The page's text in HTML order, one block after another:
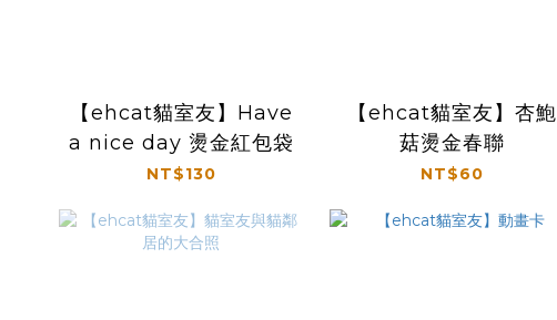
【ehcat貓室友】Have
a nice day 燙金紅包袋
NT$130
【ehcat貓室友】杏鮑
菇燙金春聯
NT$60